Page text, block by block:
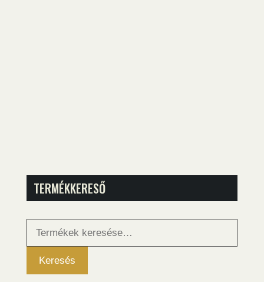
TERMÉKKERESŐ
Keresés
Keresés